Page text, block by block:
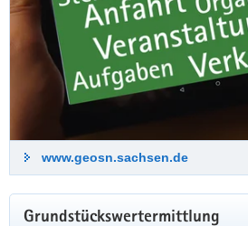
www.geosn.sachsen.de
Grundstückswertermittlung